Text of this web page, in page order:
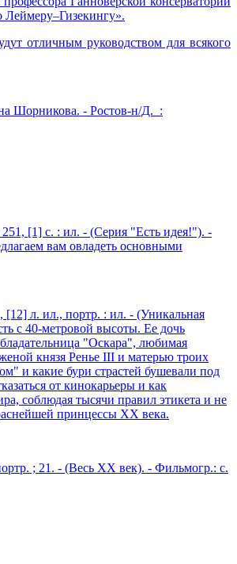
Леймеру–Гизекингу».
отличным руководством для всякого
Шорникова. - Ростов-н/Д. :
[1] с. : ил. - (Серия "Есть идея!"). -
вам овладеть основными
[12] л. ил., портр. : ил. - (Уникальная
с 40-метровой высоты. Ее дочь
"Оскара", любимая
князя Ренье III и матерью троих
и какие бури страстей бушевали под
от кинокарьеры и как
соблюдая тысячи правил этикета и не
принцессы XX века.
; 21. - (Весь XX век). - Фильмогр.: с.